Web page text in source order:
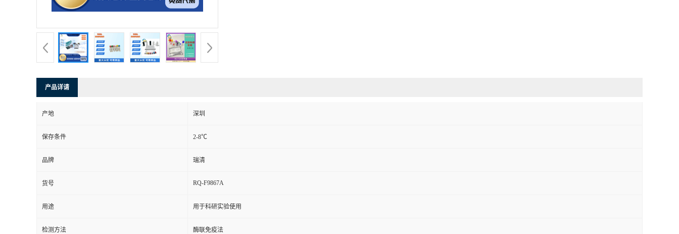
产品详请
产地 深圳
保存条件 2-8℃
品牌 瑞清
货号 RQ-F9867A
用途 用于科研实验使用
检测方法 酶联免疫法